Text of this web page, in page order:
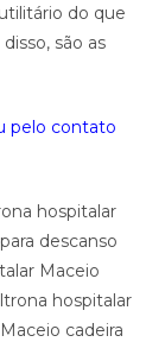
do que
são as
pelo contato
hospitalar
descanso
Maceio
hospitalar
cadeira